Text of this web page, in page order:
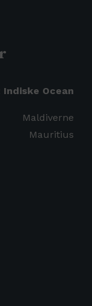
Indiske Ocean
Maldiverne
Mauritius